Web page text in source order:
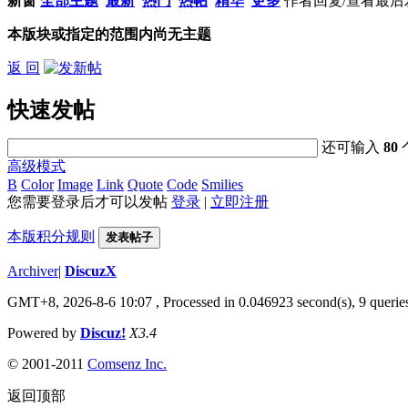
本版块或指定的范围内尚无主题
返 回
快速发帖
还可输入80
高级模式
B Color Image Link Quote Code Smilies
您需要登录后才可以发帖 登录 | 立即注册
本版积分规则 发表帖子
Archiver| DiscuzX
GMT+8, 2026-8-6 10:07 , Processed in 0.046923 second(s), 9
Powered by Discuz! X3.4
© 2001-2011 Comsenz Inc.
返回顶部